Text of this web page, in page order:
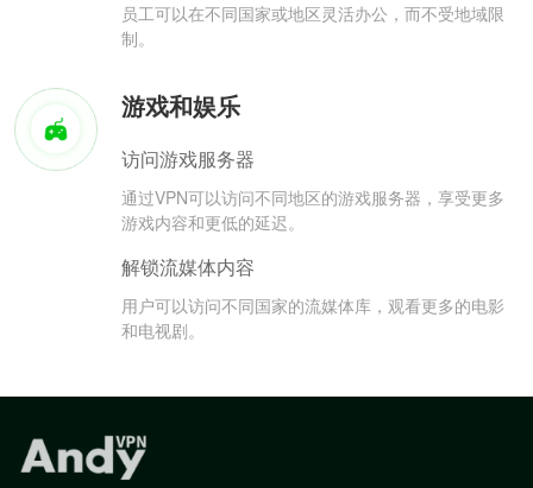
员工可以在不同国家或地区灵活办公，而不受地域限
制。
游戏和娱乐
访问游戏服务器
通过VPN可以访问不同地区的游戏服务器，享受更多
游戏内容和更低的延迟。
解锁流媒体内容
用户可以访问不同国家的流媒体库，观看更多的电影
和电视剧。